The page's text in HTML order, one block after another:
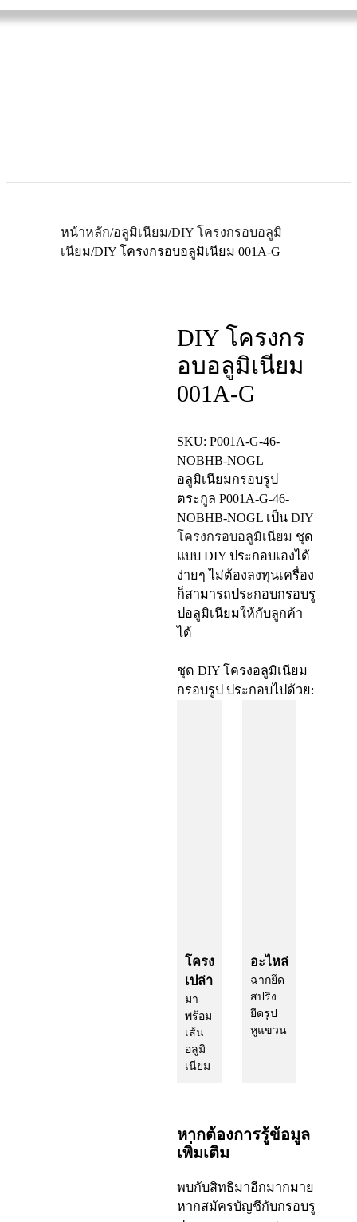
หน้าหลัก/อลูมิเนียม/DIY โครงกรอบอลูมิ
เนียม/DIY โครงกรอบอลูมิเนียม 001A-G
DIY โครงกร
อบอลูมิเนียม
001A-G
SKU:P001A-G-46-
NOBHB-NOGL
อลูมิเนียมกรอบรูป
ตระกูลP001A-G-46-
NOBHB-NOGL เป็นDIY
โครงกรอบอลูมิเนียม ชุด
แบบ DIY ประกอบเองได้
ง่ายๆ ไม่ต้องลงทุนเครื่อง
ก็สามารถประกอบกรอบรู
ปอลูมิเนียมให้กับลูกค้า
ได้
ชุด DIY โครงอลูมิเนียม
กรอบรูป ประกอบไปด้วย:
โครง
เปล่า
มา
พร้อม
เส้น
อลูมิ
เนียม
อะไหล่
ฉากยึด
สปริง
ยีดรูป
หูแขวน
หากต้องการรู้ข้อมูล
เพิ่มเติม
พบกับสิทธิมาอีกมากมาย
หากสมัครบัญชีกับกรอบรู